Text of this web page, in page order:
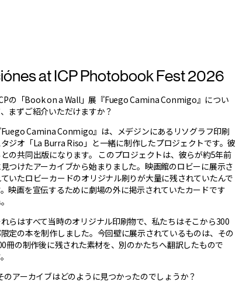
at ICP Photobook Fest 2026
の「Book on a Wall」展『Fuego Camina Conmigo』につい
まずご紹介いただけますか？
Fuego Camina Conmigo』は、メデジンにあるリソグラフ印刷
タジオ「La Burra Riso」と一緒に制作したプロジェクトです。彼
との共同出版になります。 このプロジェクトは、彼らが約5年前
見つけたアーカイブから始まりました。映画館のロビーに展示さ
いたロビーカードのオリジナル刷りが大量に残されていたんで
映画を宣伝するために劇場の外に掲示されていたカードです
らはすべて当時のオリジナル印刷物で、私たちはそこから300
定の本を制作しました。今回壁に展示されているものは、その
冊の制作後に残された素材を、別のかたちへ翻訳したもので
のアーカイブはどのように見つかったのでしょうか？